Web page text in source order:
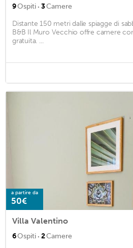
9Ospiti · 3Camere
Distante 150 metri dalle spiagge di
B&B Il Muro Vecchio offre camere
gratuita. ...
a partire da
50€
Villa Valentino
6Ospiti · 2Camere